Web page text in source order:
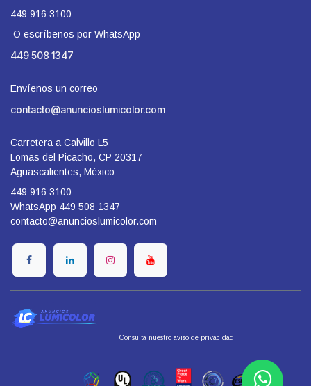
449 916 3100
O escríbenos por WhatsApp
449 508 1347​
Envíenos un correo
contacto@anuncioslumicolor.com
Carretera a Calvillo L5
Lomas del Picacho, CP 20317
Aguascalientes, México
449 916 3100
WhatsApp 449 508 1347
contacto@anuncioslumicolor.com
​Consulta nuestro aviso de privacidad